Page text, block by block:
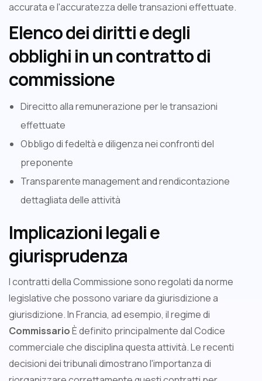
accurata e l'accuratezza delle transazioni effettuate.
Elenco dei diritti e degli
obblighi in un contratto di
commissione
Direcitto alla remunerazione per le transazioni
effettuate
Obbligo di fedeltà e diligenza nei confronti del
preponente
Transparente management and rendicontazione
dettagliata delle attività
Implicazioni legali e
giurisprudenza
I contratti della Commissione sono regolati da norme
legislative che possono variare da giurisdizione a
giurisdizione. In Francia, ad esempio, il regime di
CommissarioÈ definito principalmente dal Codice
commerciale che disciplina questa attività. Le recenti
decisioni dei tribunali dimostrano l'importanza di